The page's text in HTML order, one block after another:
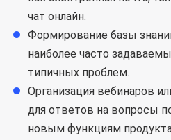
чат онлайн.
Формирование базы
наиболее часто
типичных проблем.
Организация вебинаров
для ответов на вопросы
новым функциям